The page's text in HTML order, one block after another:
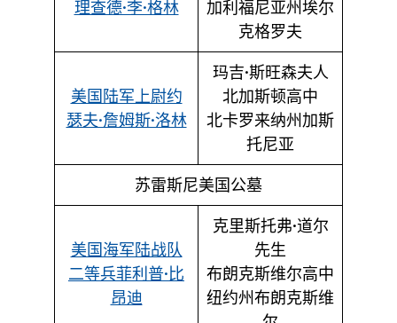
理查德·李·格林
加利福尼亚州埃尔
克格罗夫
美国陆军上尉约
瑟夫·詹姆斯·洛林
玛吉·斯旺森夫人
北加斯顿高中
北卡罗来纳州加斯
托尼亚
苏雷斯尼美国公墓
美国海军陆战队
二等兵菲利普·比
昂迪
克里斯托弗·道尔
先生
布朗克斯维尔高中
纽约州布朗克斯维